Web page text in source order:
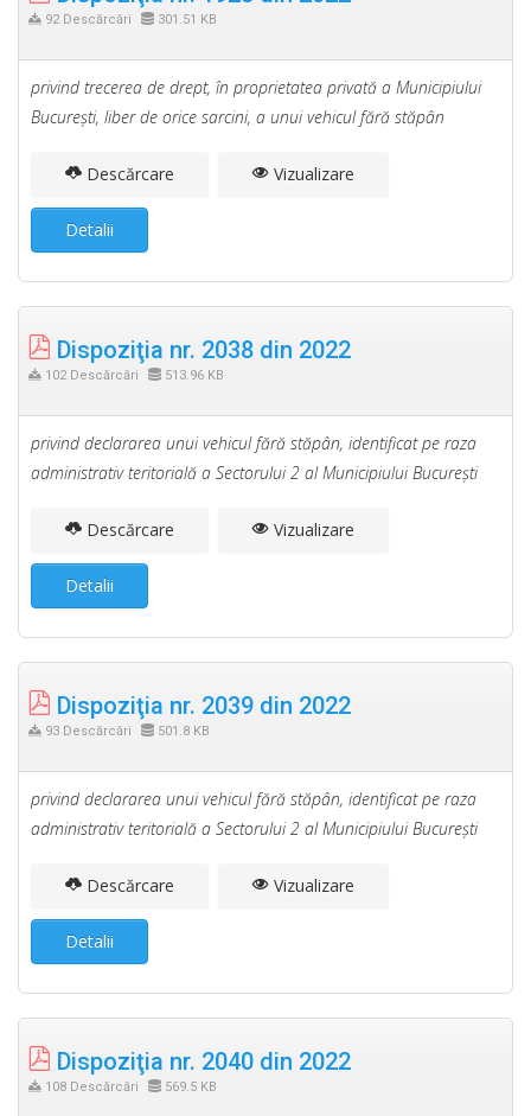
92 Descărcări 301.51 KB
privind trecerea de drept, în proprietatea privată a Municipiului
Bucureşti, liber de orice sarcini, a unui vehicul fără stăpân
Descărcare Vizualizare
Detalii
Dispoziţia nr. 2038 din 2022
102 Descărcări 513.96 KB
privind declararea unui vehicul fără stăpân, identificat pe raza
administrativ teritorială a Sectorului 2 al Municipiului Bucureşti
Descărcare Vizualizare
Detalii
Dispoziţia nr. 2039 din 2022
93 Descărcări 501.8 KB
privind declararea unui vehicul fără stăpân, identificat pe raza
administrativ teritorială a Sectorului 2 al Municipiului Bucureşti
Descărcare Vizualizare
Detalii
Dispoziţia nr. 2040 din 2022
108 Descărcări 569.5 KB